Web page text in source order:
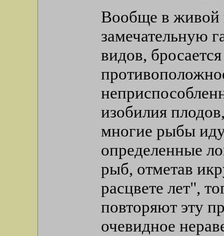
Вообще в живой
замечательную
видов,
изобилия
многие рыбы
определенные
рыб, отметав
расцвете лет",
повторяют эту
очевидное